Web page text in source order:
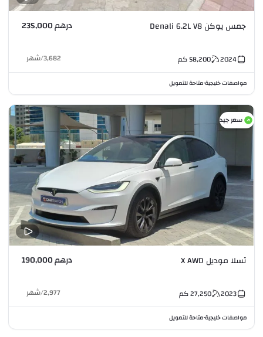
جمس يوكن Denali 6.2L V8 درهم 235,000
2024
58,200كم 3,682
/شهر
مواصفات خليجية•متاحة للتمويل
سعر جيد
تسلا موديل X AWD درهم 190,000
2023
27,250كم 2,977
/شهر
مواصفات خليجية•متاحة للتمويل